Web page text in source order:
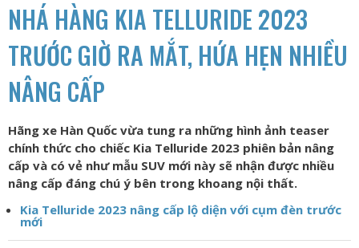
NHÁ HÀNG KIA TELLURIDE 2023
TRƯỚC GIỜ RA MẮT, HỨA HẸN NHIỀU
NÂNG CẤP
Hãng xe Hàn Quốc vừa tung ra những hình ảnh teaser
chính thức cho chiếc Kia Telluride 2023 phiên bản nâng
cấp và có vẻ như mẫu SUV mới này sẽ nhận được nhiều
nâng cấp đáng chú ý bên trong khoang nội thất.
Kia Telluride 2023 nâng cấp lộ diện với cụm đèn trước
mới